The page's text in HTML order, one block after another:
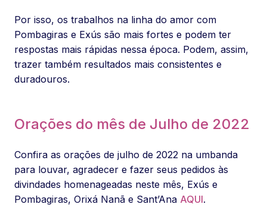
Por isso, os trabalhos na linha do amor com
Pombagiras e Exús são mais fortes e podem ter
respostas mais rápidas nessa época. Podem, assim,
trazer também resultados mais consistentes e
duradouros.
Orações do mês de Julho de 2022
Confira as orações de julho de 2022 na umbanda
para louvar, agradecer e fazer seus pedidos às
divindades homenageadas neste mês, Exús e
Pombagiras, Orixá Nanã e Sant’Ana AQUI.